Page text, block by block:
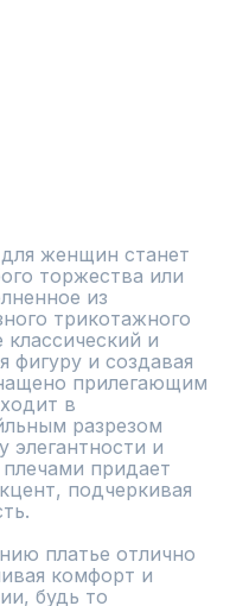
женщин станет
торжества или
из
трикотажного
классический и
фигуру и создавая
прилегающим
в
разрезом
и
придает
подчеркивая
платье отлично
комфорт и
будь то